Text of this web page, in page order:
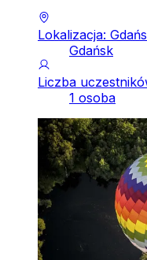
Lokalizacja:
Gdańsk
Liczba
1 osoba